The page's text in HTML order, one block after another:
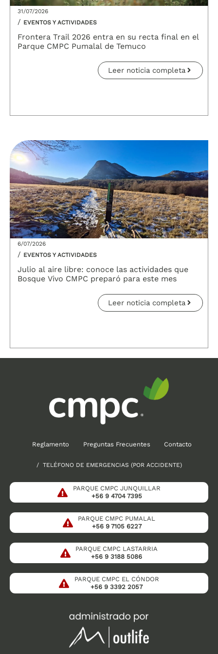
31/07/2026
/ EVENTOS Y ACTIVIDADES
Frontera Trail 2026 entra en su recta final en el
Parque CMPC Pumalal de Temuco
Leer noticia completa
6/07/2026
/ EVENTOS Y ACTIVIDADES
Julio al aire libre: conoce las actividades que
Bosque Vivo CMPC preparó para este mes
Leer noticia completa
Reglamento Preguntas Frecuentes Contacto
/ TELÉFONO DE EMERGENCIAS (POR ACCIDENTE)
PARQUE CMPC JUNQUILLAR
+56 9 4704 7395
PARQUE CMPC PUMALAL
+56 9 7105 6227
PARQUE CMPC LASTARRIA
+56 9 3188 5086
PARQUE CMPC EL CÓNDOR
+56 9 3392 2057